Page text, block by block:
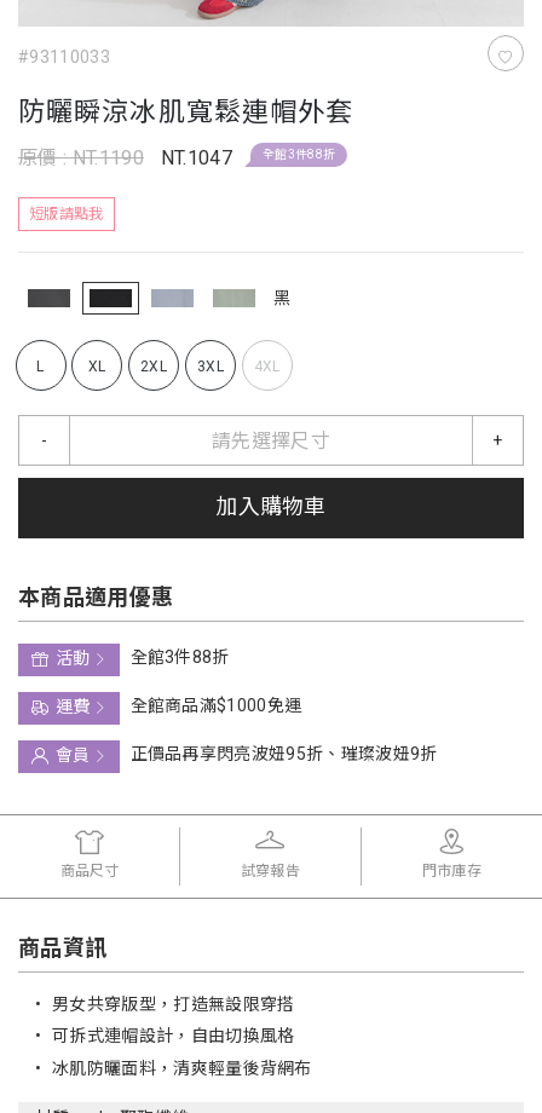
#93110033
防曬瞬涼冰肌寬鬆連帽外套
原價 : NT.1190 NT.1047 全館3件88折
短版請點我
黑
L XL 2XL 3XL 4XL
請先選擇尺寸
- +
加入購物車
本商品適用優惠
活動
全館3件88折
運費
全館商品滿$1000免運
會員
正價品再享閃亮波妞95折、璀璨波妞9折
商品尺寸 試穿報告 門市庫存
商品資訊
• 男女共穿版型，打造無設限穿搭
• 可拆式連帽設計，自由切換風格
• 冰肌防曬面料，清爽輕量後背網布